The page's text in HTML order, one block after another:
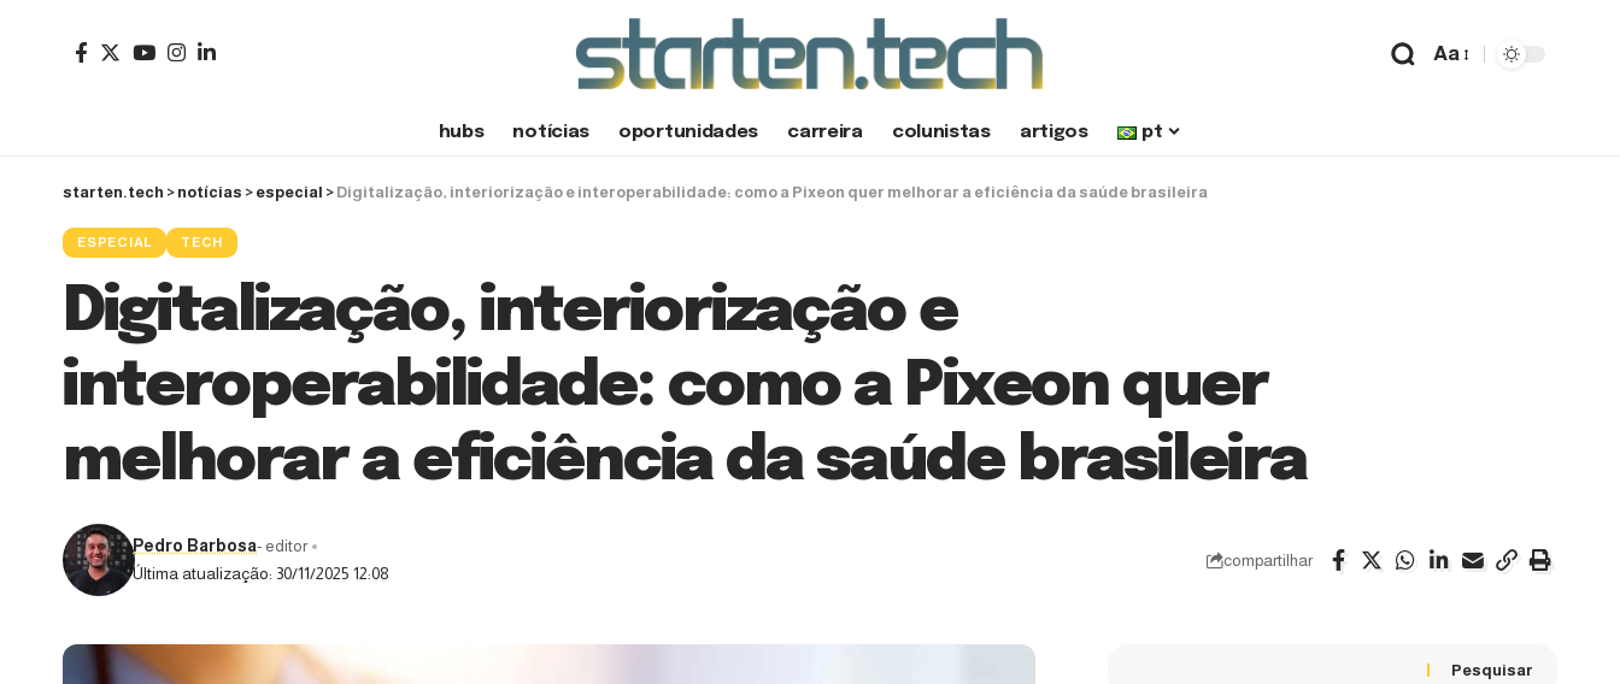
Aa
hubs notícias oportunidades carreira colunistas artigos pt
starten.tech > notícias > especial > Digitalização, interiorização e interoperabilidade: como a Pixeon quer melhorar a eficiência da saúde brasileira
ESPECIAL TECH
Digitalização, interiorização e
interoperabilidade: como a Pixeon quer
melhorar a eficiência da saúde brasileira
Última atualização: 30/11/2025 12:08
Pedro Barbosa- editor
compartilhar
Pesquisar